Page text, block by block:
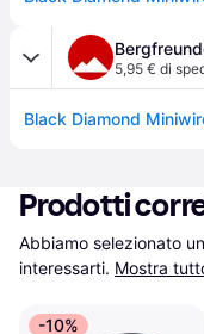
5,95 € di
Prodotti
Abbiamo selezionato
interessarti. Mostra
-10%